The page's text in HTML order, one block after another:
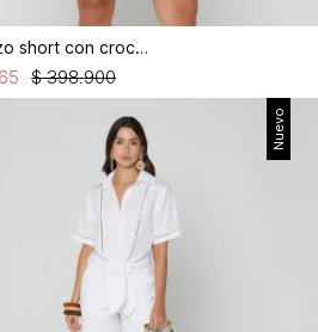
Enterizo short con crochet
$ 398.900
Nuevo